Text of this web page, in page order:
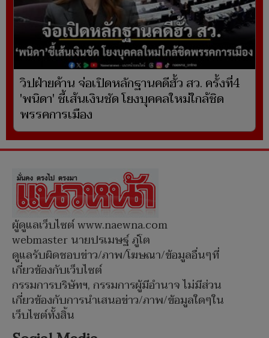
วิปฝ่ายค้าน จ่อเปิดหลักฐานคดีฮั้ว สว. ครั้งที่4
'พนิดา' ชี้เส้นเงินชัด โยงบุคคลใหม่ใกล้ชิด
พรรคการเมือง
ผู้ดูแลเว็บไซต์ www.naewna.com
webmaster นายปรเมษฐ์ ภู่โต
ดูแลรับผิดชอบข่าว/ภาพ/โฆษณา/ข้อมูลอื่นๆที่
เกี่ยวข้องกับเว็บไซต์
กรรมการบริษัทฯ, กรรมการผู้มีอำนาจ ไม่มีส่วน
เกี่ยวข้องกับการนำเสนอข่าว/ภาพ/ข้อมูลใดๆใน
เว็บไซต์ทั้งสิ้น